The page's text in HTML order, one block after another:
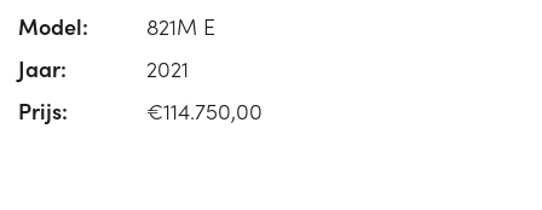
Model:
821M E
Jaar:
2021
Prijs:
€114.750,00